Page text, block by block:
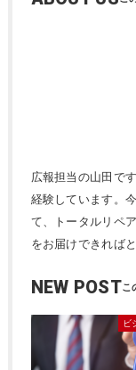
広報担当の山田で
経験しています。
て、トータルリペ
をお届けできれば
NEW POST
ビ